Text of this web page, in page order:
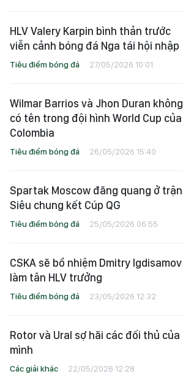
HLV Valery Karpin bình thản trước
viễn cảnh bóng đá Nga tái hội nhập
Tiêu điểm bóng đá 27/05/2026 10:01
Wilmar Barrios và Jhon Duran không
có tên trong đội hình World Cup của
Colombia
Tiêu điểm bóng đá 26/05/2026 15:40
Spartak Moscow đăng quang ở trận
Siêu chung kết Cúp QG
Tiêu điểm bóng đá 25/05/2026 06:55
CSKA sẽ bổ nhiệm Dmitry Igdisamov
làm tân HLV trưởng
Tiêu điểm bóng đá 23/05/2026 12:32
Rotor và Ural sợ hãi các đối thủ của
mình
Các giải khác 22/05/2026 12:28